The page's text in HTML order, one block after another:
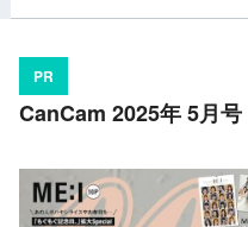
PR
CanCam 2025年 5月号